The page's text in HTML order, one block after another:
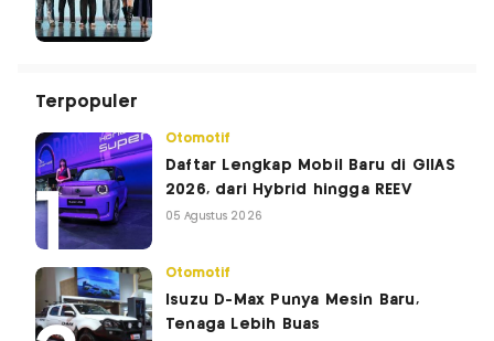
Terpopuler
Otomotif
Daftar Lengkap Mobil Baru di GIIAS
2026, dari Hybrid hingga REEV
05 Agustus 2026
Otomotif
Isuzu D-Max Punya Mesin Baru,
Tenaga Lebih Buas